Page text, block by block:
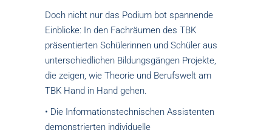
Doch nicht nur das Podium bot spannende
Einblicke: In den Fachräumen des TBK
präsentierten Schülerinnen und Schüler aus
unterschiedlichen Bildungsgängen Projekte,
die zeigen, wie Theorie und Berufswelt am
TBK Hand in Hand gehen.
• Die Informationstechnischen Assistenten
demonstrierten individuelle